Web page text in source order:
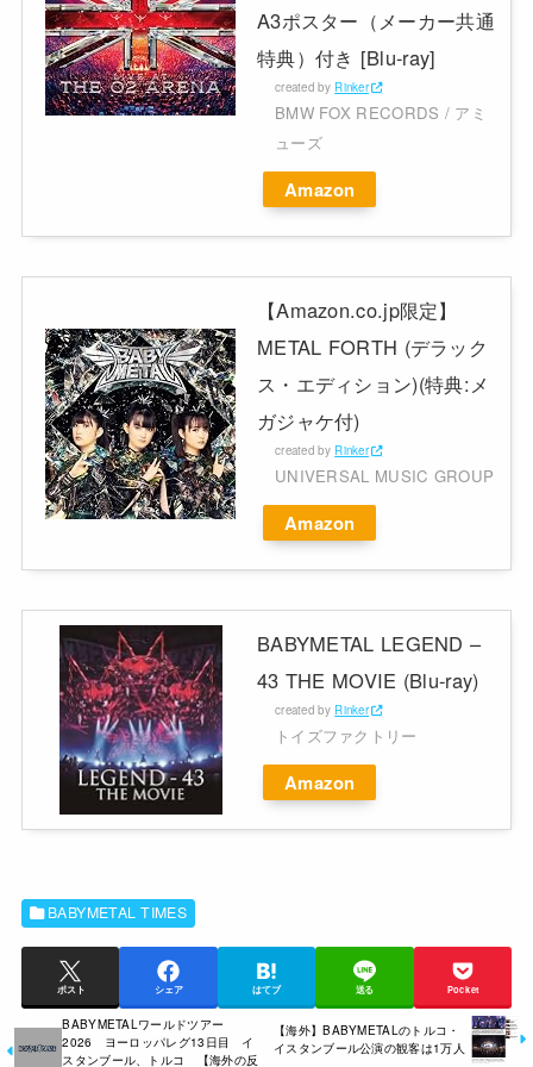
A3ポスター（メーカー共通
特典）付き [Blu-ray]
created by Rinker
BMW FOX RECORDS / アミ
ューズ
Amazon
【Amazon.co.jp限定】
METAL FORTH (デラック
ス・エディション)(特典:メ
ガジャケ付)
created by Rinker
UNIVERSAL MUSIC GROUP
Amazon
BABYMETAL LEGEND –
43 THE MOVIE (Blu-ray)
created by Rinker
トイズファクトリー
Amazon
BABYMETAL TIMES
ポスト シェア はてブ 送る Pocket
BABYMETALワールドツアー
2026 ヨーロッパレグ13日目 イ
スタンブール、トルコ 【海外の反
【海外】BABYMETALのトルコ・
イスタンブール公演の観客は1万人